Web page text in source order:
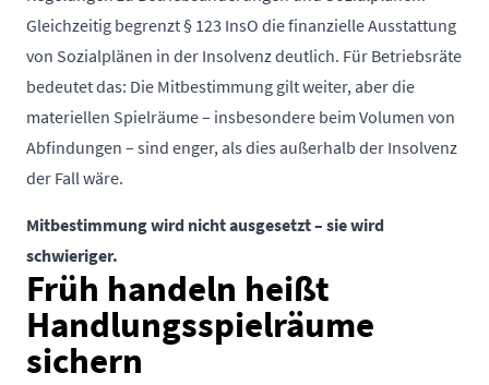
Gleichzeitig begrenzt § 123 InsO die finanzielle Ausstattung
von Sozialplänen in der Insolvenz deutlich. Für Betriebsräte
bedeutet das: Die Mitbestimmung gilt weiter, aber die
materiellen Spielräume – insbesondere beim Volumen von
Abfindungen – sind enger, als dies außerhalb der Insolvenz
der Fall wäre.
Mitbestimmung wird nicht ausgesetzt – sie wird
schwieriger.
Früh handeln heißt
Handlungsspielräume
sichern